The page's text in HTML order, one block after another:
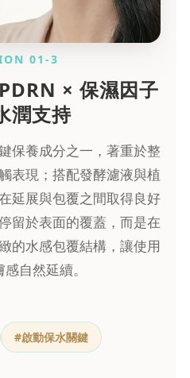
01-3
× 保濕因子
潤支持
保養成分之一，著重於整
表現；搭配發酵濾液與植
延展與包覆之間取得良好
留於表面的覆蓋，而是在
的水感包覆結構，讓使用
自然延續。
#啟動保水關鍵